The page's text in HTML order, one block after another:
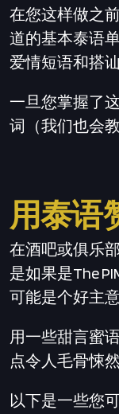
在您这样做之
道的基本泰语
爱情短语和搭
一旦您掌握了
词（我们也会
用泰语
在酒吧或俱乐
是如果是The
可能是个好主
用一些甜言蜜
点令人毛骨悚然
以下是一些您